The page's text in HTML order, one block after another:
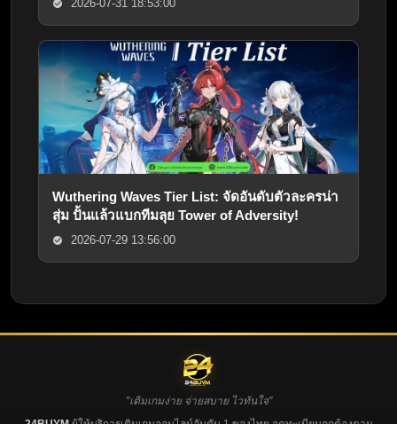
2026-07-31 18:53:00
Wuthering Waves Tier List: จัดอันดับตัวละครน่า
สุ่ม ปั้นแล้วแบกทีมลุย Tower of Adversity!
2026-07-29 13:56:00
"เติมเกมง่าย จ่ายสบาย ไวทันใจ"